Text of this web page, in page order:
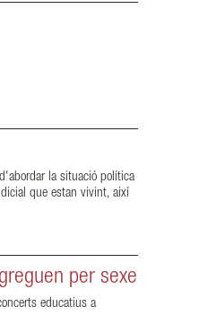
la situació política
que estan vivint, així
per sexe
educatius a